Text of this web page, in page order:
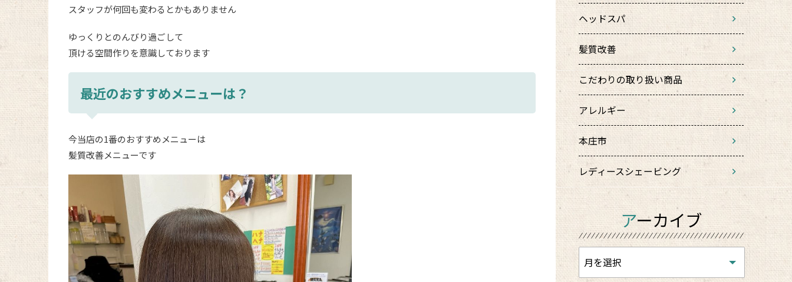
スタッフが何回も変わるとかもありません
ゆっくりとのんびり過ごして
頂ける空間作りを意識しております
最近のおすすめメニューは？
今当店の1番のおすすめメニューは
髪質改善メニューです
ヘッドスパ
髪質改善
こだわりの取り扱い商品
アレルギー
本庄市
レディースシェービング
アーカイブ